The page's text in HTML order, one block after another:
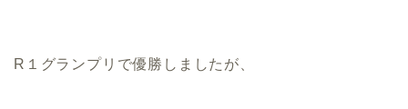
R１グランプリで優勝しましたが、